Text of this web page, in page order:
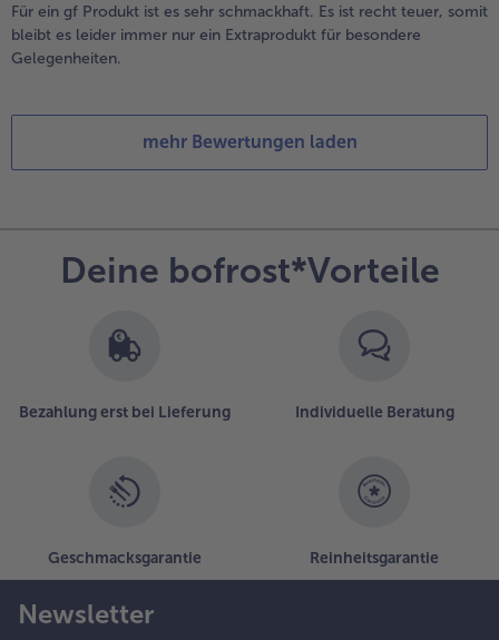
Für ein gf Produkt ist es sehr schmackhaft. Es ist recht teuer, somit
bleibt es leider immer nur ein Extraprodukt für besondere
Gelegenheiten.
mehr Bewertungen laden
Deine bofrost*Vorteile
Bezahlung erst bei Lieferung Individuelle Beratung
Geschmacksgarantie Reinheitsgarantie
Newsletter